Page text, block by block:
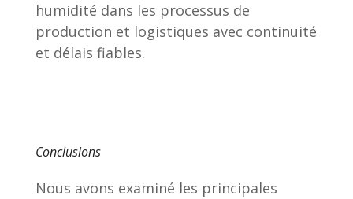
humidité dans les processus de
production et logistiques avec continuité
et délais fiables.
Conclusions
Nous avons examiné les principales